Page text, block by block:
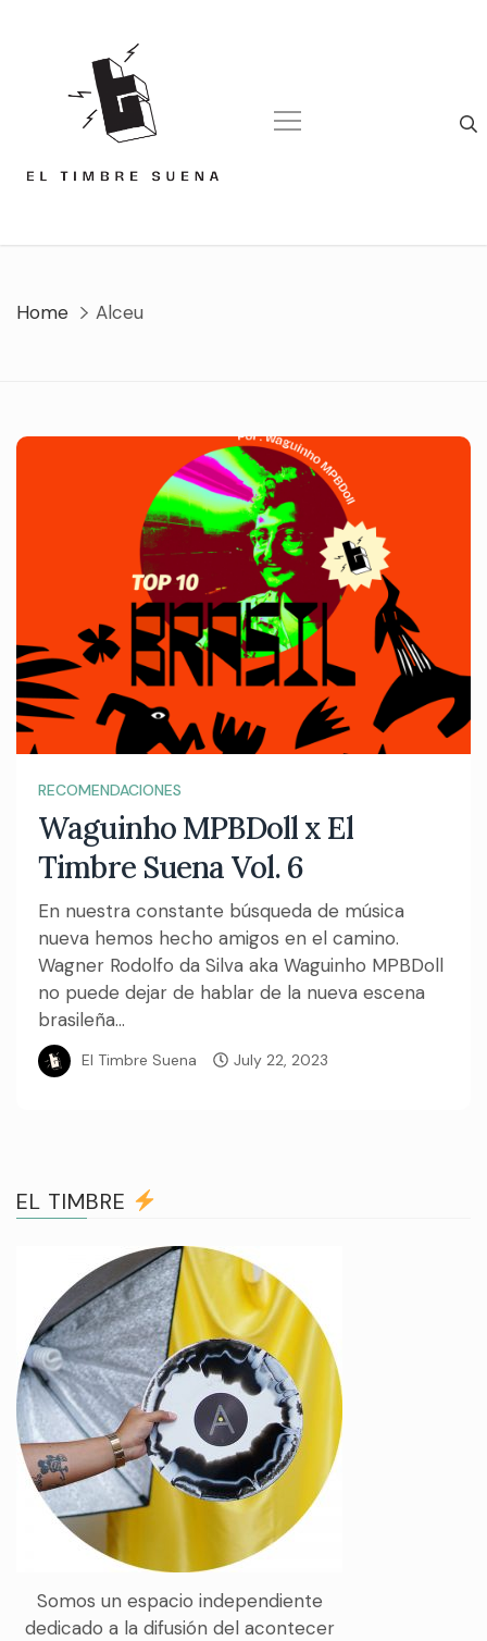
Home Alceu
RECOMENDACIONES
Waguinho MPBDoll x El
Timbre Suena Vol. 6
En nuestra constante búsqueda de música
nueva hemos hecho amigos en el camino.
Wagner Rodolfo da Silva aka Waguinho MPBDoll
no puede dejar de hablar de la nueva escena
brasileña...
El Timbre Suena July 22, 2023
EL TIMBRE
Somos un espacio independiente
dedicado a la difusión del acontecer